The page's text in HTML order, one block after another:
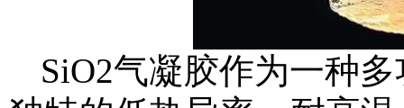
SiO2气凝胶作为一种